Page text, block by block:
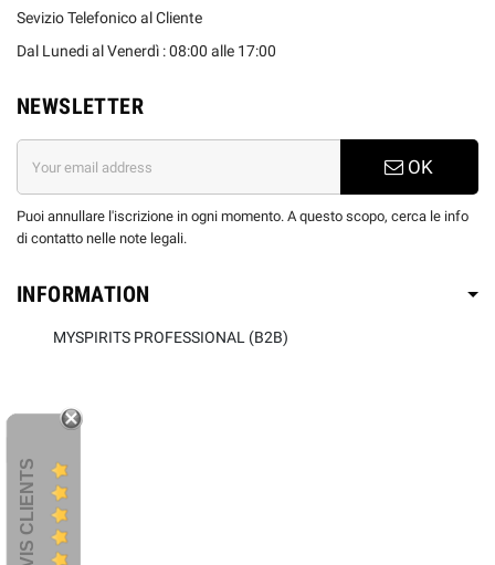
Sevizio Telefonico al Cliente
Dal Lunedi al Venerdì : 08:00 alle 17:00
NEWSLETTER
OK
Puoi annullare l'iscrizione in ogni momento. A questo scopo, cerca le info
di contatto nelle note legali.
INFORMATION
MYSPIRITS PROFESSIONAL (B2B)
AVIS CLIENTS